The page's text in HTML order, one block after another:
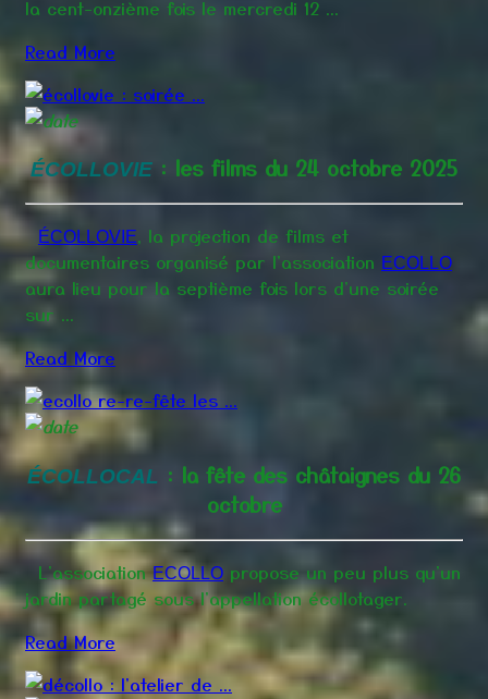
la cent-onzième fois le mercredi 12 ...
Read More
ÉCOLLOVIE : les films du 24 octobre 2025
ÉCOLLOVIE, la projection de films et
documentaires organisé par l'association ECOLLO
aura lieu pour la septième fois lors d'une soirée
sur ...
Read More
ÉCOLLOCAL : la fête des châtaignes du 26
octobre
L'associationECOLLO propose un peu plus qu'un
jardin partagé sous l'appellation écollotager.
Read More